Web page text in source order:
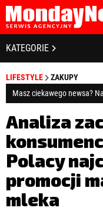
STRONA GŁÓWNA
O NAS
POLITYKA PRYWATNOŚCI
REGULAMIN
LICENCJA
REJESTRACJA
KONTAKT
Zapamiętaj mnie
KATEGORIE
BIZNES I
BANKOWOŚĆ I
NOWE
SPOŁECZEŃSTWO
EDUKACJA
MEDIA
LIFESTYLE
ZAKUPY
Masz ciekawego newsa?
Analiza
Polacy
promocji
mleka